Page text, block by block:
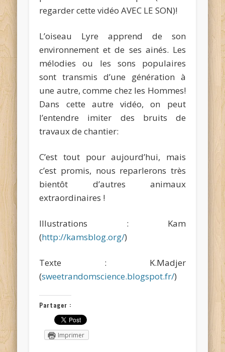
regarder cette vidéo AVEC LE SON)!
L’oiseau Lyre apprend de son
environnement et de ses ainés. Les
mélodies ou les sons populaires
sont transmis d’une génération à
une autre, comme chez les Hommes!
Dans cette autre vidéo, on peut
l’entendre imiter des bruits de
travaux de chantier:
C’est tout pour aujourd’hui, mais
c’est promis, nous reparlerons très
bientôt d’autres animaux
extraordinaires !
Illustrations : Kam
(http://kamsblog.org/)
Texte : K.Madjer
(sweetrandomscience.blogspot.fr/)
Partager :
Imprimer